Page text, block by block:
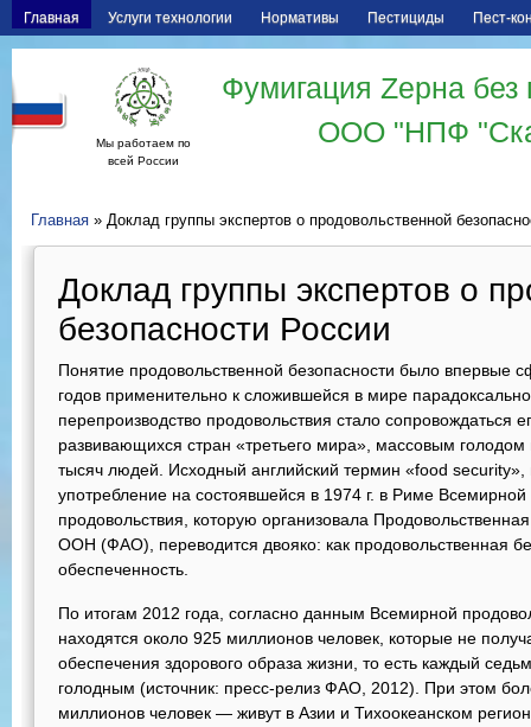
Главная Услуги технологии Нормативы Пестициды Пест-
Мы работаем по
всей России
Фумигация Zерна
ООО "НПФ
Главная » Доклад группы экспертов о продовольственной
Доклад группы экспертов о
безопасности России
Понятие продовольственной безопасности было впервые
годов применительно к сложившейся в мире
перепроизводство продовольствия стало сопровождаться
развивающихся стран «третьего мира», массовым
тысяч людей. Исходный английский термин «food
употребление на состоявшейся в 1974 г. в Риме
продовольствия, которую организовала
ООН (ФАО), переводится двояко: как продовольственная
обеспеченность.
По итогам 2012 года, согласно данным Всемирной
находятся около 925 миллионов человек, которые не
обеспечения здорового образа жизни, то есть каждый
голодным (источник: пресс-релиз ФАО, 2012). При этом
миллионов человек — живут в Азии и Тихоокеанском